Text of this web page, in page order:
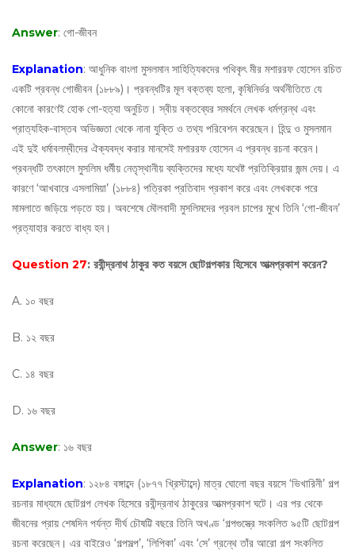
Answer: গো-জীবন
Explanation: আধুনিক বাংলা মুসলমান সাহিত্যিকদের পথিকৃৎ মীর মশাররফ হোসেন রচিত
একটি প্রবন্ধ গোজীবন (১৮৮৯)। প্রবন্ধটির মূল বক্তব্য হলো, কৃষিনির্ভর অর্থনীতিতে যে
কোনো কারণেই হোক গো-হত্যা অনুচিত। স্বীয় বক্তব্যের সমর্থনে লেখক ধর্মগ্রন্থ এবং
প্রাত্যহিক-বাস্তব অভিজ্ঞতা থেকে নানা যুক্তি ও তথ্য পরিবেশন করেছেন। হিন্দু ও মুসলমান
এই দুই ধর্মাবলম্বীদের ঐক্যবদ্ধ করার মানসেই মশাররফ হোসেন এ প্রবন্ধ রচনা করেন।
প্রবন্ধটি তৎকালে মুসলিম ধর্মীয় নেতৃস্থানীয় ব্যক্তিদের মধ্যে যথেষ্ট প্রতিক্রিয়ার জন্ম দেয়। এ
কারণে ‘আখবারে এসলামিয়া’ (১৮৮৪) পত্রিকা প্রতিবাদ প্রকাশ করে এবং লেখককে পরে
মামলাতে জড়িয়ে পড়তে হয়। অবশেষে মৌলবাদী মুসলিমদের প্রবল চাপের মুখে তিনি ‘গো-জীবন’
প্রত্যাহার করতে বাধ্য হন।
Question 27: রবীন্দ্রনাথ ঠাকুর কত বয়সে ছোটগল্পকার হিসেবে আত্মপ্রকাশ করেন?
A. ১০ বছর
B. ১২ বছর
C. ১৪ বছর
D. ১৬ বছর
Answer: ১৬ বছর
Explanation: ১২৮৪ বঙ্গাব্দে (১৮৭৭ খ্রিস্টাব্দে) মাত্র ঘোলো বছর বয়সে ‘ভিখারিনী’ গল্প
রচনার মাধ্যমে ছোটগল্প লেখক হিসেরে রবীন্দ্রনাথ ঠাকুরের আত্মপ্রকাশ ঘটে। এর পর থেকে
জীবনের প্রায় শেষদিন পর্যন্ত দীর্ঘ চৌষট্টি বছরে তিনি অখণ্ড ‘গল্পগুস্ত্রে সংকলিত ৯৫টি ছোটগল্প
রচনা করেছেন। এর বাইরেও ‘গল্পসল্প’, ‘লিপিকা’ এবং ‘সে’ গ্রন্থে তাঁর আরো গল্প সংকলিত